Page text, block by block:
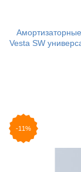
Vesta SW
-11%